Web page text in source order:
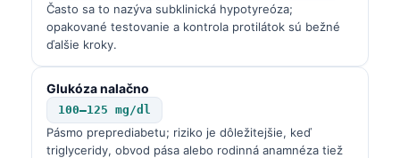
Často sa to nazýva subklinická hypotyreóza;
opakované testovanie a kontrola protilátok sú bežné
ďalšie kroky.
Glukóza nalačno
100–125 mg/dl
Pásmo preprediabetu; riziko je dôležitejšie, keď
triglyceridy, obvod pása alebo rodinná anamnéza tiež